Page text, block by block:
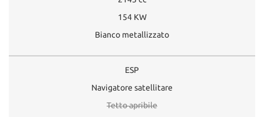
154 KW
Bianco metallizzato
ESP
Navigatore satellitare
Tetto apribile